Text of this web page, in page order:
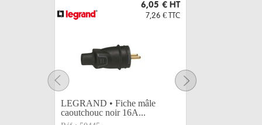
6,05 € HT
7,26 € TTC
LEGRAND • Fiche mâle
caoutchouc noir 16A...